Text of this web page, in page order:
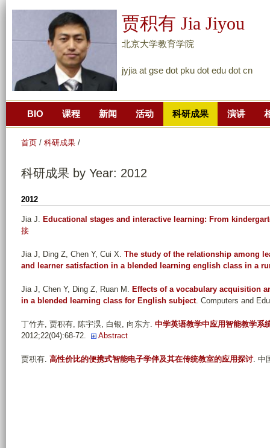
主
贾积有 Jia Jiyou
北京大学教育学院
jyjia at gse dot pku dot edu dot cn
BIO 课程 新闻 活动 科研成果 演讲
首页 / 科研成果 /
科研成果 by Year: 2012
2012
Jia J. Educational stages and interactive learning: From
接
Jia J, Ding Z, Chen Y, Cui X. The study of the relationship among
and learner satisfaction in a blended learning english class in a
Jia J, Chen Y, Ding Z, Ruan M . Effects of a vocabulary acquisition
in a blended learning class for English subject. Computers and
丁竹卉, 贾积有, 陈宇淏, 白银, 向东方. 中学英语教学中应用智能教学
2012;22(04):68-72.
Abstract
贾积有. 高性价比的便携式智能电子学伴及其在传统教室的应用探讨. 中